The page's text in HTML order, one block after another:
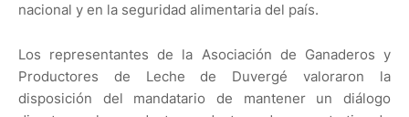
nacional y en la seguridad alimentaria del país.
Los representantes de la Asociación de Ganaderos y
Productores de Leche de Duvergé valoraron la
disposición del mandatario de mantener un diálogo